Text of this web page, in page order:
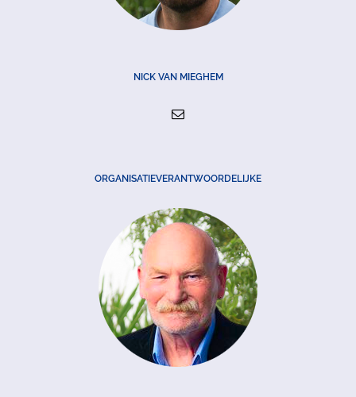
NICK VAN MIEGHEM
ORGANISATIEVERANTWOORDELIJKE